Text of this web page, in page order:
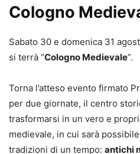
Cologno
Sabato 30 e domenica 31
si terrà “Cologno Medievale”.
Torna l’atteso evento firmato
per due giornate, il centro
trasformarsi in un vero e
medievale, in cui sarà
tradizioni di un tempo: antichi